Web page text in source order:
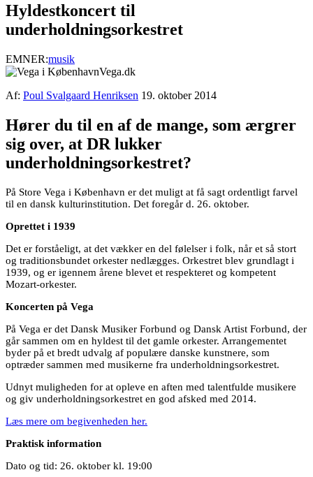
Hyldestkoncert til
underholdningsorkestret
EMNER:musik
Vega.dk
Af: Poul Svalgaard Henriksen 19. oktober 2014
Hører du til en af de mange, som ærgrer
sig over, at DR lukker
underholdningsorkestret?
På Store Vega i København er det muligt at få sagt ordentligt farvel
til en dansk kulturinstitution. Det foregår d. 26. oktober.
Oprettet i 1939
Det er forståeligt, at det vækker en del følelser i folk, når et så stort
og traditionsbundet orkester nedlægges. Orkestret blev grundlagt i
1939, og er igennem årene blevet et respekteret og kompetent
Mozart-orkester.
Koncerten på Vega
På Vega er det Dansk Musiker Forbund og Dansk Artist Forbund, der
går sammen om en hyldest til det gamle orkester. Arrangementet
byder på et bredt udvalg af populære danske kunstnere, som
optræder sammen med musikerne fra underholdningsorkestret.
Udnyt muligheden for at opleve en aften med talentfulde musikere
og giv underholdningsorkestret en god afsked med 2014.
Læs mere om begivenheden her.
Praktisk information
Dato og tid: 26. oktober kl. 19:00